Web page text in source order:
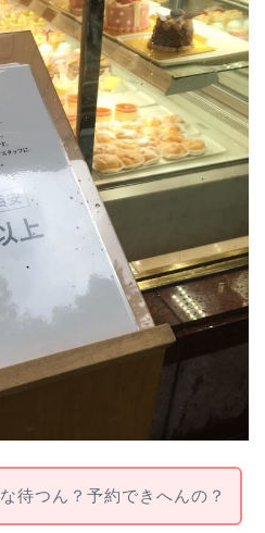
待つん？予約できへんの？